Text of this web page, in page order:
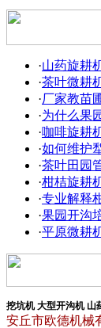
·山药旋耕
·茶叶微耕
·厂家教苗
·为什么果
·咖啡旋耕
·如何维护
·茶叶田园
·柑桔旋耕
·专业解释
·果园开沟
·平原微耕
挖坑机大型开沟机 山
安丘市欧德机械